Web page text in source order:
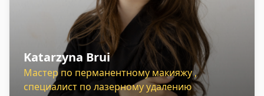
Katarzyna Brui
Мастер по перманентному макияжу ,
специалист по лазерному удалению